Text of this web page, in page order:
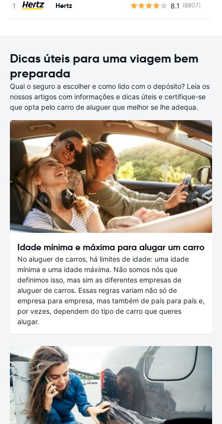
Hertz 8.1 (8807)
Dicas úteis para uma viagem bem
preparada
Qual o seguro a escolher e como lido com o depósito? Leia os
nossos artigos com informações e dicas úteis e certifique-se
que opta pelo carro de aluguer que melhor se lhe adequa.
Idade mínima e máxima para alugar um carro
No aluguer de carros, há limites de idade: uma idade
mínima e uma idade máxima. Não somos nós que
definimos isso, mas sim as diferentes empresas de
aluguer de carros. Essas regras variam não só de
empresa para empresa, mas também de país para país e,
por vezes, dependem do tipo de carro que queres
alugar.